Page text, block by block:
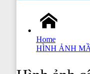
Home
HÌNH ẢNH